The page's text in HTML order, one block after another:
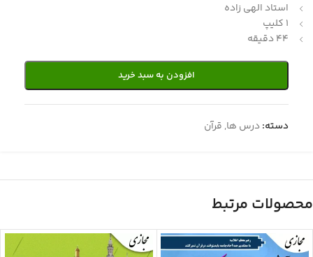
استاد الهی زاده
1 کلیپ
44 دقیقه
افزودن به سبد خرید
دسته:درس ها, قرآن
محصولات مرتبط